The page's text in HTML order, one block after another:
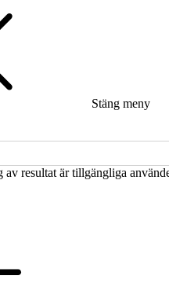
Stäng meny
resultat är tillgängliga